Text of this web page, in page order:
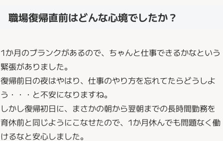
職場復帰直前はどんな心境でしたか？
1か月のブランクがあるので、ちゃんと仕事できるかなという
緊張がありました。
復帰前日の夜はやはり、仕事のやり方を忘れてたらどうしよ
う・・・と不安になりますね。
しかし復帰初日に、まさかの朝から翌朝までの長時間勤務を
育休前と同じようにこなせたので、1か月休んでも問題なく働
けるなと安心しました。